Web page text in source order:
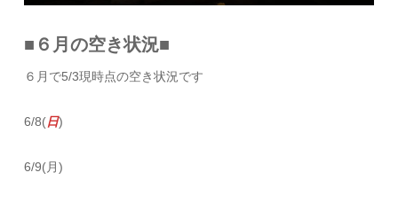
■６月の空き状況■
６月で5/3現時点の空き状況です
6/8(日)
6/9(月)